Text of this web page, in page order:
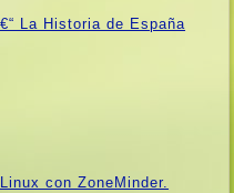
La Historia de España
con ZoneMinder.